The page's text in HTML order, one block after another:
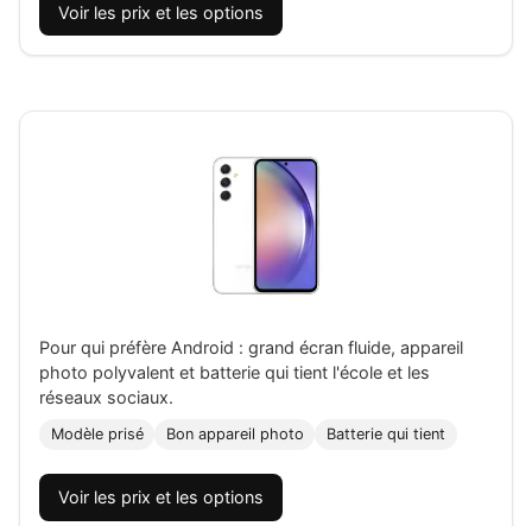
Voir les prix et les options
Pour qui préfère Android : grand écran fluide, appareil
photo polyvalent et batterie qui tient l'école et les
réseaux sociaux.
Modèle prisé Bon appareil photo Batterie qui tient
Voir les prix et les options